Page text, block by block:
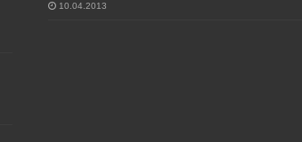
10.04.2013